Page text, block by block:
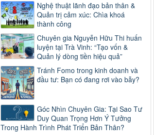
Nghệ thuật lãnh đạo bản thân &
Quản trị cảm xúc: Chìa khoá
thành công
Chuyên gia Nguyễn Hữu Thi huấn
luyện tại Trà Vinh: “Tạo vốn &
Quản lý dòng tiền hiệu quả”
Tránh Fomo trong kinh doanh và
đầu tư: Bạn có đang rơi vào bẫy?
Góc Nhìn Chuyên Gia: Tại Sao Tư
Duy Quan Trọng Hơn Ý Tưởng
Trong Hành Trình Phát Triển Bản Thân?